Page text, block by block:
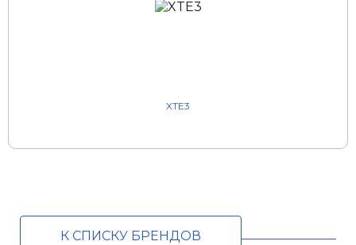
XTE3
К СПИСКУ БРЕНДОВ